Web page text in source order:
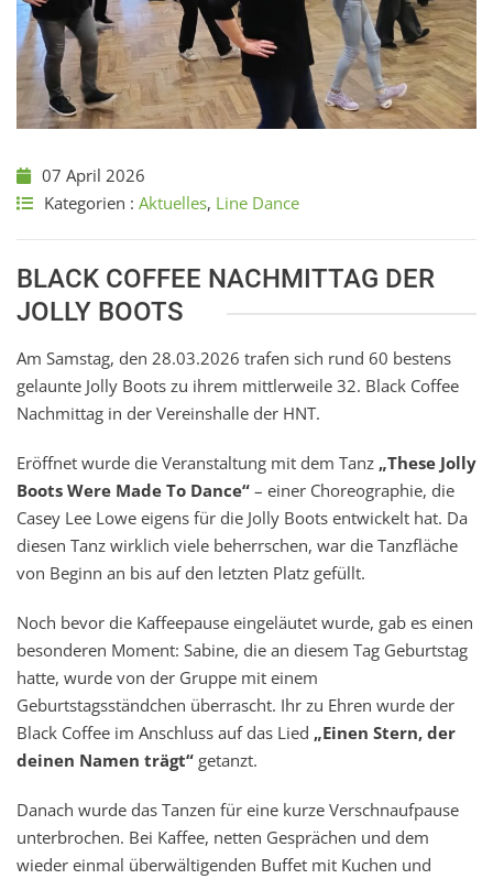
07 April 2026
Kategorien : Aktuelles, Line Dance
BLACK COFFEE NACHMITTAG DER
JOLLY BOOTS
Am Samstag, den 28.03.2026 trafen sich rund 60 bestens
gelaunte Jolly Boots zu ihrem mittlerweile 32. Black Coffee
Nachmittag in der Vereinshalle der HNT.
Eröffnet wurde die Veranstaltung mit dem Tanz „These Jolly
Boots Were Made To Dance“ – einer Choreographie, die
Casey Lee Lowe eigens für die Jolly Boots entwickelt hat. Da
diesen Tanz wirklich viele beherrschen, war die Tanzfläche
von Beginn an bis auf den letzten Platz gefüllt.
Noch bevor die Kaffeepause eingeläutet wurde, gab es einen
besonderen Moment: Sabine, die an diesem Tag Geburtstag
hatte, wurde von der Gruppe mit einem
Geburtstagsständchen überrascht. Ihr zu Ehren wurde der
Black Coffee im Anschluss auf das Lied „Einen Stern, der
deinen Namen trägt“ getanzt.
Danach wurde das Tanzen für eine kurze Verschnaufpause
unterbrochen. Bei Kaffee, netten Gesprächen und dem
wieder einmal überwältigenden Buffet mit Kuchen und